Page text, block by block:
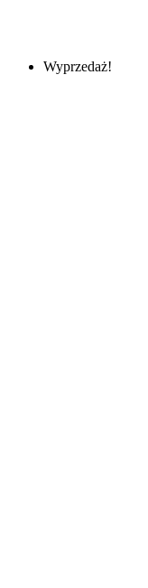
Wyprzedaż!